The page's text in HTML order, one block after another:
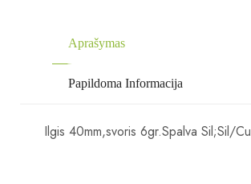
Aprašymas
Papildoma Informacija
Ilgis 40mm,svoris 6gr.Spalva Sil;Sil/Cu